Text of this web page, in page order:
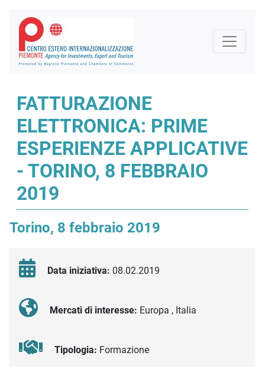
FATTURAZIONE
ELETTRONICA: PRIME
ESPERIENZE APPLICATIVE
- TORINO, 8 FEBBRAIO
2019
Torino, 8 febbraio 2019
Data iniziativa: 08.02.2019
Mercati di interesse: Europa , Italia
Tipologia: Formazione